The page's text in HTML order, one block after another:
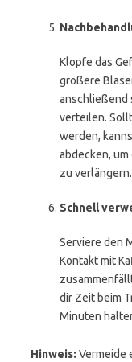
Klopfe das
größere
anschließend
verteilen.
werden,
abdecken,
zu verlängern.
Schnell
Serviere den
Kontakt mit
dir Zeit beim
Minuten
Hinweis: Vermeide